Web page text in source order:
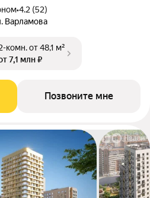
•4.2 (52)
Варламова
комн.от 48,1 м²
7,1 млн ₽
Позвоните мне